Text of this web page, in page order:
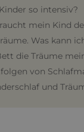
so intensiv?
mein Kind
Was kann
die Träume
von
und